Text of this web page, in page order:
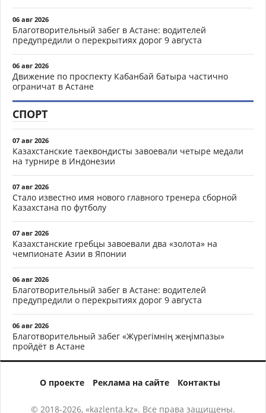
06 авг 2026
Благотворительный забег в Астане: водителей
предупредили о перекрытиях дорог 9 августа
06 авг 2026
Движение по проспекту Кабанбай батыра частично
ограничат в Астане
СПОРТ
07 авг 2026
Казахстанские таеквондисты завоевали четыре медали
на турнире в Индонезии
07 авг 2026
Стало известно имя нового главного тренера сборной
Казахстана по футболу
07 авг 2026
Казахстанские гребцы завоевали два «золота» на
чемпионате Азии в Японии
06 авг 2026
Благотворительный забег в Астане: водителей
предупредили о перекрытиях дорог 9 августа
06 авг 2026
Благотворительный забег «Жүрегімнің жеңімпазы»
пройдёт в Астане
О проекте Реклама на сайте Контакты
© 2018-2026, «kazlenta.kz». Все права защищены.